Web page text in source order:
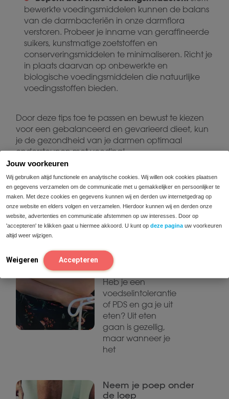
Jouw voorkeuren
Wij gebruiken altijd functionele en analytische cookies. Wij willen ook cookies plaatsen
en gegevens verzamelen om de communicatie met u gemakkelijker en persoonlijker te
maken. Met deze cookies en gegevens kunnen wij en derden uw internetgedrag op
onze website en elders volgen en verzamelen. Hierdoor kunnen wij en derden onze
website, advertenties en communicatie afstemmen op uw interesses. Door op
'accepteren' te klikken gaat u hiermee akkoord. U kunt op deze pagina uw voorkeuren
altijd weer wijzigen.
Weigeren Accepteren
bewerkte voedingsmiddelen kunnen de balans
van de darmbacteriën in onze darmflora
verstoren. Probeer je inname van geraffineerde
suikers, kunstmatige zoetstoffen en
conserveringsmiddelen te minimaliseren. Richt je
in plaats daarvan op onbewerkte en
biologische voedingsmiddelen die natuurlijke
voedingsstoffen bieden.
Door deze tips toe te passen en bewust te kiezen
voor een gebalanceerd en gevarieerd dieet, kun
je de gezondheid van je darmen optimaal
ondersteunen met voeding!
Gerelateerde berichten
Hoe kan ik optimaal
met een
voedingsintolerantie?
Heb je een
voedselintolerantie
of PDS en ga je uit
eten? Uit eten
gaan is gezellig,
maar wanneer je
het
Neem je poep onder
de loep